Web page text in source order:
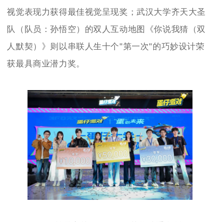
视觉表现力获得最佳视觉呈现奖；武汉大学齐天大圣
队（队员：孙悟空）的双人互动地图《你说我猜（双
人默契）》则以串联人生十个"第一次"的巧妙设计荣
获最具商业潜力奖。